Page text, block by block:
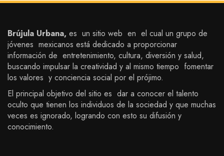
Brújula Urbana, es un sitio web en el cual un grupo de
jóvenes mexicanos está dedicado a proporcionar
información de entretenimiento, cultura, diversión y salud,
buscando impulsar la creatividad y al mismo tiempo fomentar
los valores y conciencia social por el prójimo.
El principal objetivo del sitio es dar a conocer el talento
oculto que tienen los individuos de la sociedad y que muchas
veces es ignorado, logrando con esto su difusión y
conocimiento.